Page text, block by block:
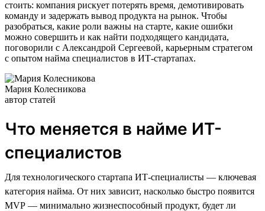
стоить: компания рискует потерять время, демотивировать
команду и задержать вывод продукта на рынок. Чтобы
разобраться, какие роли важны на старте, какие ошибки
можно совершить и как найти подходящего кандидата,
поговорили с Александрой Сергеевой, карьерным стратегом
с опытом найма специалистов в ИТ-стартапах.
Мария Колесникова
автор статей
Что меняется в найме ИТ-
специалистов
Для технологического стартапа ИТ-специалисты — ключевая
категория найма. От них зависит, насколько быстро появится
MVP — минимально жизнеспособный продукт, будет ли